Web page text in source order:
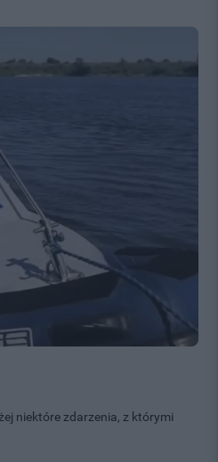
niektóre zdarzenia, z którymi